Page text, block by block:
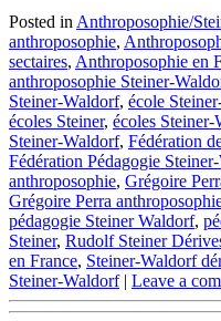
Posted in Anthroposophie/
anthroposophie,
sectaires, Anthroposophie en
anthroposophie Steiner-
Steiner-Waldorf, école
écoles Steiner, écoles Steiner-
Steiner-Waldorf, Fédération
Fédération Pédagogie
anthroposophie, Grégoire
Grégoire Perra
pédagogie Steiner Waldorf,
Steiner, Rudolf Steiner
en France, Steiner-Waldorf
Steiner-Waldorf | Leave a